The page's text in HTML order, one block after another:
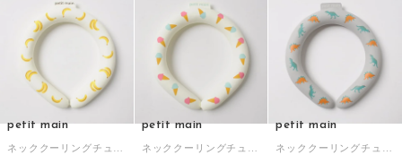
petit main
ネッククーリングチューブ （バナナ）
petit main
ネッククーリングチューブ （アイスクリーム）
petit main
ネッククーリングチューブ （恐竜）